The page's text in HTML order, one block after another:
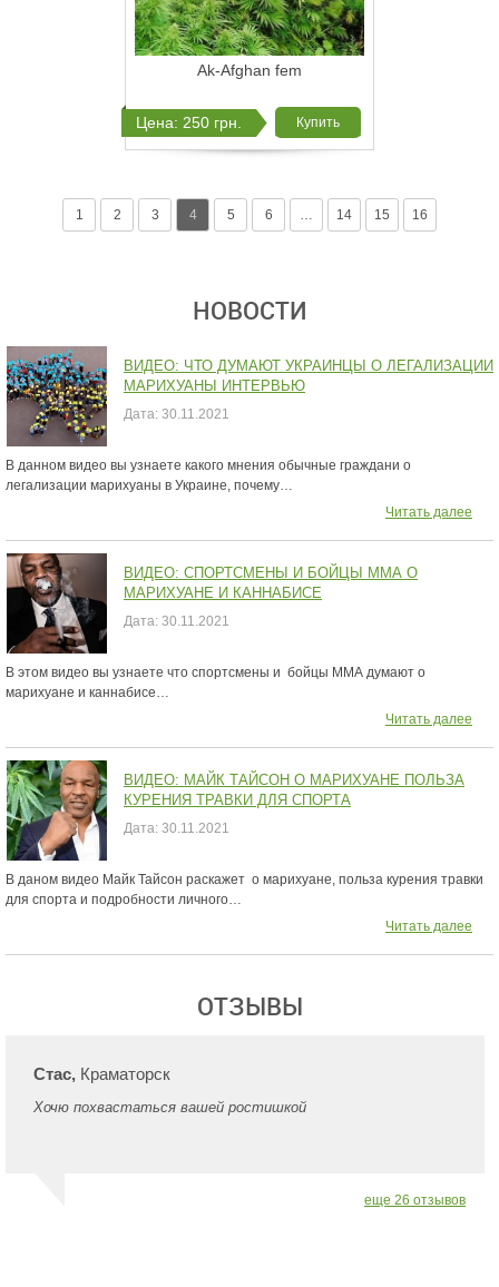
Ak-Afghan fem
Цена: 250 грн. Купить
1 2 3 4 5 6 … 14 15 16
НОВОСТИ
ВИДЕО: ЧТО ДУМАЮТ УКРАИНЦЫ О ЛЕГАЛИЗАЦИИ
МАРИХУАНЫ ИНТЕРВЬЮ
Дата: 30.11.2021
В данном видео вы узнаете какого мнения обычные граждани о
легализации марихуаны в Украине, почему…
Читать далее
ВИДЕО: СПОРТСМЕНЫ И БОЙЦЫ ММА О
МАРИХУАНЕ И КАННАБИСЕ
Дата: 30.11.2021
В этом видео вы узнаете что спортсмены и бойцы ММА думают о
марихуане и каннабисе…
Читать далее
ВИДЕО: МАЙК ТАЙСОН О МАРИХУАНЕ ПОЛЬЗА
КУРЕНИЯ ТРАВКИ ДЛЯ СПОРТА
Дата: 30.11.2021
В даном видео Майк Тайсон раскажет о марихуане, польза курения травки
для спорта и подробности личного…
Читать далее
ОТЗЫВЫ
Стас, Краматорск
Хочю похвастаться вашей ростишкой
еще 26 отзывов